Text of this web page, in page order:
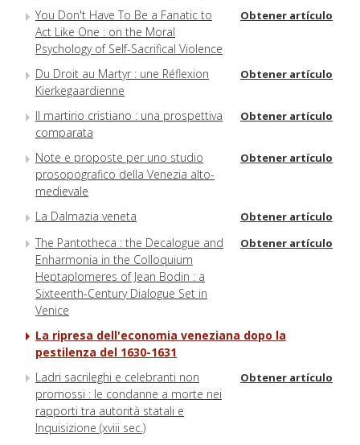
You Don't Have To Be a Fanatic to
Act Like One : on the Moral
Psychology of Self-Sacrifical Violence
Obtener artículo
Du Droit au Martyr : une Réflexion
Kierkegaardienne
Obtener artículo
Il martirio cristiano : una prospettiva
comparata
Obtener artículo
Note e proposte per uno studio
prosopografico della Venezia alto-
medievale
Obtener artículo
La Dalmazia veneta Obtener artículo
The Pantotheca : the Decalogue and
Enharmonia in the Colloquium
Heptaplomeres of Jean Bodin : a
Sixteenth-Century Dialogue Set in
Venice
Obtener artículo
La ripresa dell'economia veneziana dopo la
pestilenza del 1630-1631
Ladri sacrileghi e celebranti non
promossi : le condanne a morte nei
rapporti tra autorità statali e
Inquisizione (xviii sec.)
Obtener artículo